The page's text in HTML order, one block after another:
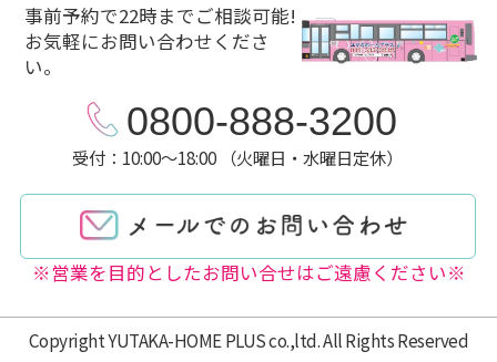
事前予約で22時までご相談可能!
お気軽にお問い合わせくださ
い。
0800-888-3200
受付：10:00～18:00 （火曜日・水曜日定休）
※営業を目的としたお問い合せはご遠慮ください※
Copyright YUTAKA-HOME PLUS co.,ltd. All Rights Reserved